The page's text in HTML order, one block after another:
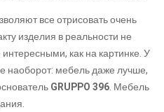
все отрисовать очень
изделия в реальности не
как на картинке. У
наоборот: мебель даже лучше,
GRUPPO 396. Мебель